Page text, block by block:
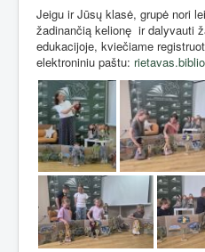
Jeigu ir Jūsų klasė, grupė nori
žadinančią kelionę ir dalyvauti
edukacijoje, kviečiame
elektroniniu paštu: